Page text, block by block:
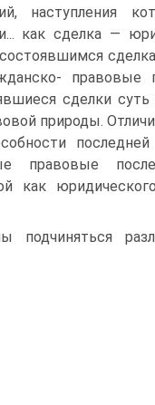
наступления
как сделка —
правовые
сделки
природы.
правовые
как